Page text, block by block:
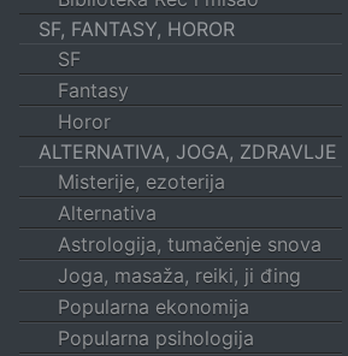
SF, FANTASY, HOROR
SF
Fantasy
Horor
ALTERNATIVA, JOGA, ZDRAVLJE
Misterije, ezoterija
Alternativa
Astrologija, tumačenje snova
Joga, masaža, reiki, ji đing
Popularna ekonomija
Popularna psihologija